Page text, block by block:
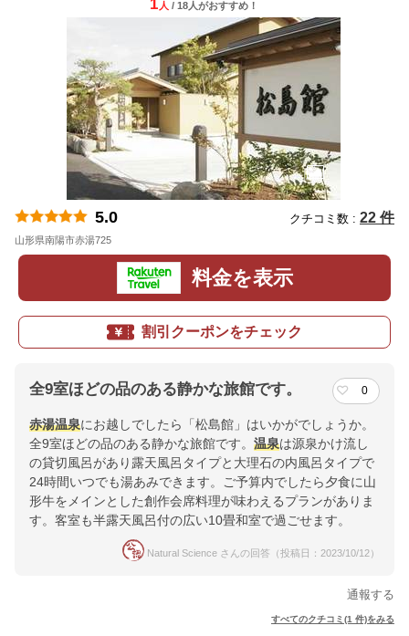
1 人 / 18人がおすすめ！
5.0 クチコミ数 : 22 件
山形県南陽市赤湯725
料金を表示
割引クーポンをチェック
全9室ほどの品のある静かな旅館です。 0
赤湯温泉にお越しでしたら「松島館」はいかがでしょうか。
全9室ほどの品のある静かな旅館です。 温泉は源泉かけ流し
の貸切風呂があり露天風呂タイプと大理石の内風呂タイプで
24時間いつでも湯あみできます。ご予算内でしたら夕食に山
形牛をメインとした創作会席料理が味わえるプランがありま
す。客室も半露天風呂付の広い10畳和室で過ごせます。
Natural Science さんの回答（投稿日：2023/10/12）
通報する
すべてのクチコミ(1 件)をみる